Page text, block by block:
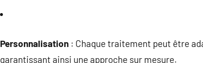
Personnalisation : Chaque traitement peut être
garantissant ainsi une approche sur mesure.